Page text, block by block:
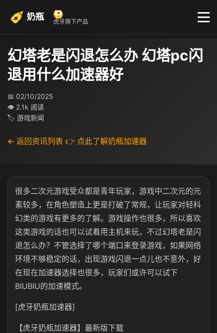
奶瓶 虎牙旗下产品
幻塔老是闪退怎么办 幻塔pc闪
退用什么加速器好
📅 02/10/2025
👁 2.1k 阅读
🏷 游戏新闻
← 返回资讯列表 👉 点此了解奶瓶加速器
很多二次元游戏受众都是青年玩家，游戏中二次元的元
素较多，在角色塑造上更是打破了常规，让玩家对轻科
幻类的游戏有更多的了解。游戏操作也很多，所以喜欢
这类游戏的话也可以试着用主机来玩，不过幻塔老是闪
退怎么办？不管选择了哪个端口来登录游戏，如果网络
环境不够稳定的话，出现游戏闪退一点儿也不意外，好
在现在加速器选择也很多，玩家们或许可以试下
BIUBIU的加速模式。
[虎牙奶瓶加速器]
【虎牙奶瓶加速器】最新版下载